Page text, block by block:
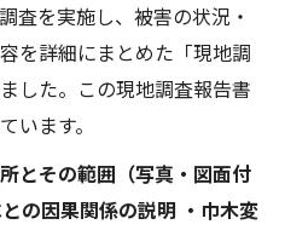
査を実施し、被害の状況・
を詳細にまとめた「現地調
した。この現地調査報告書
います。
とその範囲（写真・図面付
の因果関係の説明 ・巾木変